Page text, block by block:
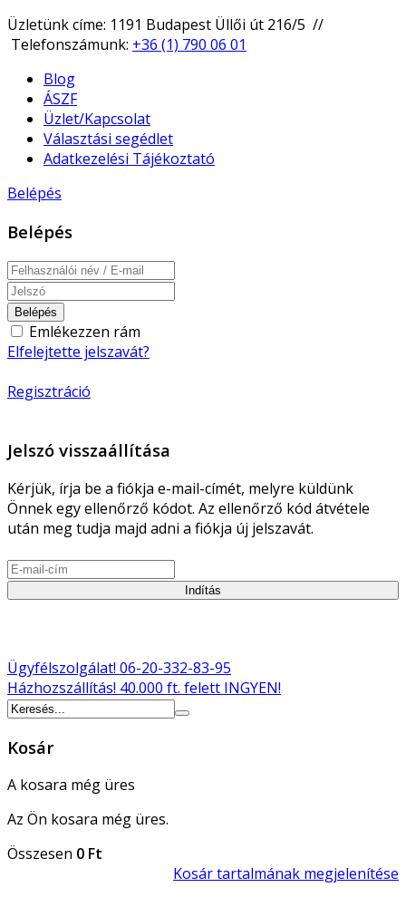
Üzletünk címe: 1191 Budapest Üllői út 216/5 //
Telefonszámunk: +36 (1) 790 06 01
Blog
ÁSZF
Üzlet/Kapcsolat
Választási segédlet
Adatkezelési Tájékoztató
Belépés
Belépés
Belépés
Emlékezzen rám
Elfelejtette jelszavát?
Regisztráció
Jelszó visszaállítása
Kérjük, írja be a fiókja e-mail-címét, melyre küldünk
Önnek egy ellenőrző kódot. Az ellenőrző kód átvétele
után meg tudja majd adni a fiókja új jelszavát.
Indítás
Ügyfélszolgálat! 06-20-332-83-95
Házhozszállítás! 40.000 ft. felett INGYEN!
Kosár
A kosara még üres
Az Ön kosara még üres.
Összesen 0 Ft
Kosár tartalmának megjelenítése